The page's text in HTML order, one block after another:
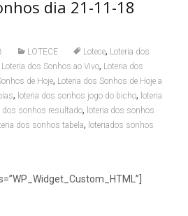
dia 21-11-18
LOTECE Lotece, Loteria dos
Loteria dos Sonhos ao Vivo, Loteria dos
de Hoje, Loteria dos Sonhos de Hoje a
, loteria dos sonhos jogo do bicho, loteria
dos sonhos resultado, loteria dos sonhos
dos sonhos tabela, loteriados sonhos